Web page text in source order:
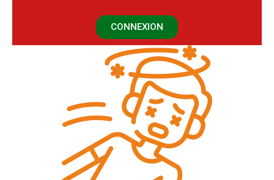
CONNEXION